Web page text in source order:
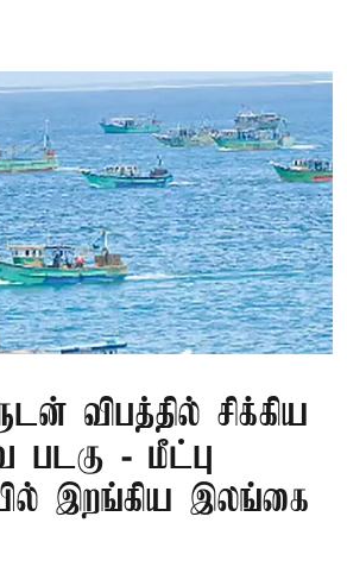
விபத்தில் சிக்கிய
படகு - மீட்பு
இறங்கிய இலங்கை